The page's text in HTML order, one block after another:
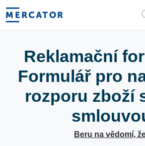
Reklamační
Formulář pro
rozporu zboží
Beru na vědomí,